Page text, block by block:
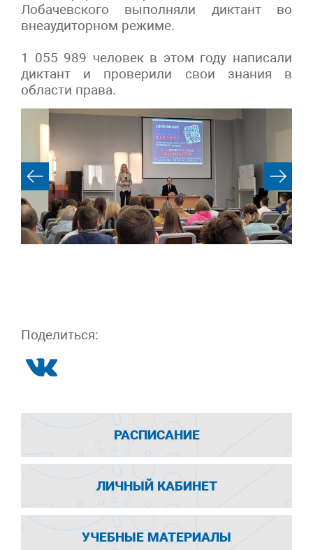
Лобачевского выполняли диктант во
внеаудиторном режиме.
1 055 989 человек в этом году написали
диктант и проверили свои знания в
области права.
Поделиться:
РАСПИСАНИЕ
ЛИЧНЫЙ КАБИНЕТ
УЧЕБНЫЕ МАТЕРИАЛЫ